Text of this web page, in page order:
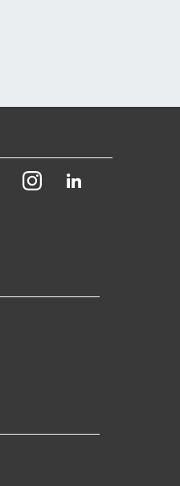
YoutubeInstagram